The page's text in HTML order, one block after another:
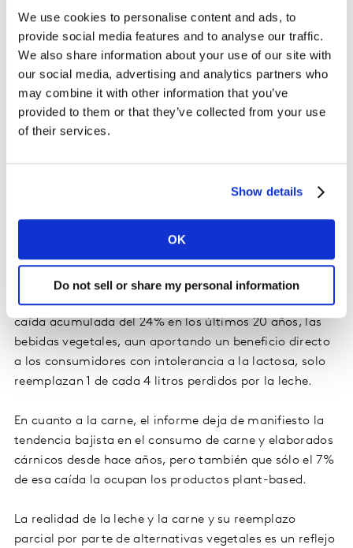
We use cookies to personalise content and ads, to
provide social media features and to analyse our traffic.
We also share information about your use of our site with
our social media, advertising and analytics partners who
may combine it with other information that you’ve
provided to them or that they’ve collected from your use
of their services.
Show details
OK
Do not sell or share my personal information
Amplía la imagen
Aun así, en un contexto en el que la leche registra una
caída acumulada del 24% en los últimos 20 años, las
bebidas vegetales, aun aportando un beneficio directo
a los consumidores con intolerancia a la lactosa, solo
reemplazan 1 de cada 4 litros perdidos por la leche.
En cuanto a la carne, el informe deja de manifiesto la
tendencia bajista en el consumo de carne y elaborados
cárnicos desde hace años, pero también que sólo el 7%
de esa caída la ocupan los productos plant-based.
La realidad de la leche y la carne y su reemplazo
parcial por parte de alternativas vegetales es un reflejo